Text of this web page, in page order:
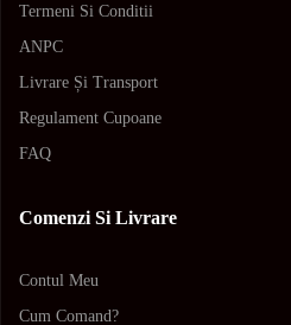
Termeni Si Conditii
ANPC
Livrare Și Transport
Regulament Cupoane
FAQ
Comenzi Si Livrare
Contul Meu
Cum Comand?